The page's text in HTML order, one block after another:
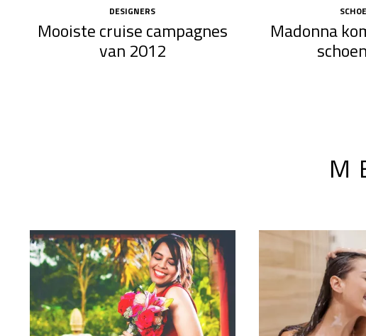
DESIGNERS
Mooiste cruise campagnes
van 2012
Madonna